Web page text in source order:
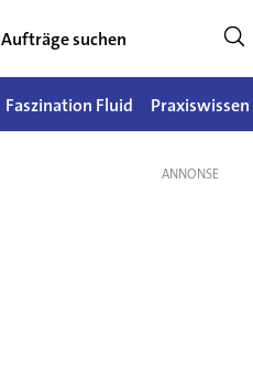
Aufträge suchen
Faszination Fluid Praxiswissen